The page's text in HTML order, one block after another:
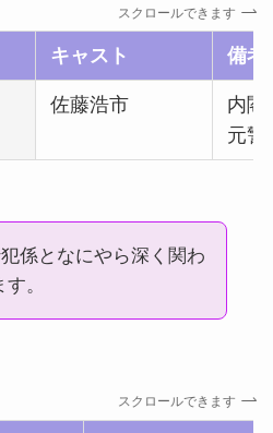
スクロールできます
キャスト 備考
佐藤浩市
内閣
元警
係となにやら深く関わ
。
スクロールできます